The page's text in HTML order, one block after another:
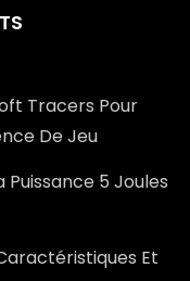
Tracers Pour
De Jeu
5 Joules
Et